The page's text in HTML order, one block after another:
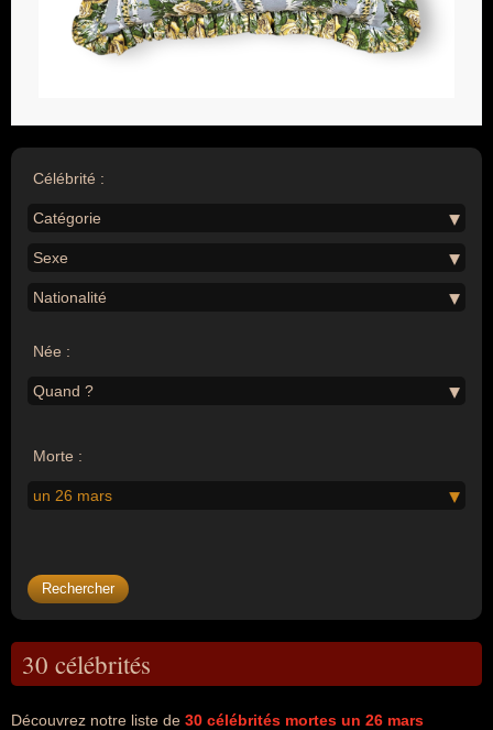
Célébrité :
Catégorie
Sexe
Nationalité
Née :
Quand ?
Morte :
un 26 mars
30 célébrités
Découvrez notre liste de 30 célébrités mortes un 26 mars